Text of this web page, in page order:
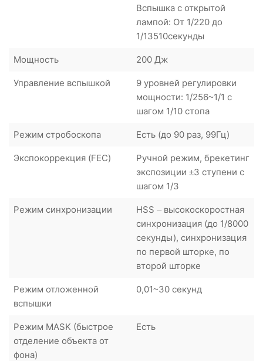
Вспышка с открытой
лампой: От 1/220 до
1/13510секунды
Мощность 200 Дж
Управление вспышкой
9 уровней регулировки
мощности: 1/256~1/1 с
шагом 1/10 стопа
Режим стробоскопа Есть (до 90 раз, 99Гц)
Экспокоррекция (FEC)
Ручной режим, брекетинг
экспозиции ±3 ступени с
шагом 1/3
Режим синхронизации
HSS – высокоскоростная
синхронизация (до 1/8000
секунды), синхронизация
по первой шторке, по
второй шторке
Режим отложенной
вспышки
0,01~30 секунд
Режим MASK (быстрое
отделение объекта от
фона)
Есть